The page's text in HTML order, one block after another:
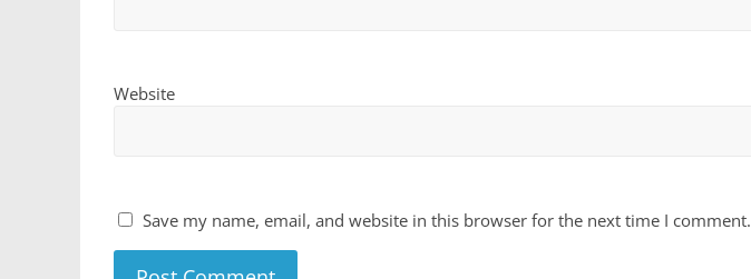
Website
Save my name, email, and website in this browser for the next time I comment.